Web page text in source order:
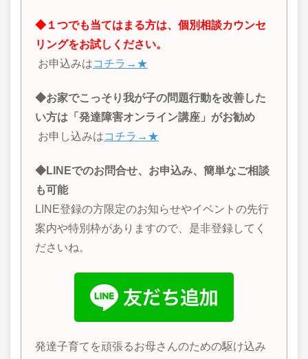
◆１つでも当てはまる方は、個別相談カウンセ
リングをお試しください。
お申込みはコチラ→★
◆お家でこっそり我が子の問題行動を改善した
い方は「発達障害オンライン講座」がお勧め
お申し込みはコチラ→★
◆LINEでのお問合せ、お申込み、簡単なご相談
も可能
LINE登録の方限定のお知らせやイベントの先行
案内や特別枠がありますので、是非登録してく
ださいね。
発達子育てを頑張るお母さんのための駆け込み